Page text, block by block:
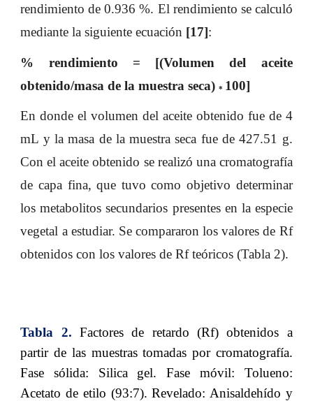
rendimiento de 0.936 %. El rendimiento se calculó
mediante la siguiente ecuación [17]:
% rendimiento = [(Volumen del aceite
obtenido/masa de la muestra seca)* 100]
En donde el volumen del aceite obtenido fue de 4
mL y la masa de la muestra seca fue de 427.51 g.
Con el aceite obtenido se realizó una cromatografía
de capa fina, que tuvo como objetivo determinar
los metabolitos secundarios presentes en la especie
vegetal a estudiar. Se compararon los valores de Rf
obtenidos con los valores de Rf teóricos (Tabla 2).
Tabla 2. Factores de retardo (Rf) obtenidos a
partir de las muestras tomadas por cromatografía.
Fase sólida: Silica gel. Fase móvil: Tolueno:
Acetato de etilo (93:7). Revelado: Anisaldehído y